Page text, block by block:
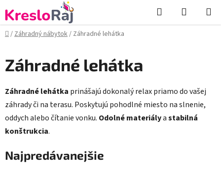
na
obsah
Hľadať
KOŠÍK
Domov
/Záhradný nábytok/ Záhradné lehátka
Záhradné lehátka
Záhradné lehátka prinášajú dokonalý relax priamo do vašej
záhrady či na terasu. Poskytujú pohodlné miesto na slnenie,
oddych alebo čítanie vonku. Odolné materiályastabilná
konštrukcia.
Najpredávanejšie